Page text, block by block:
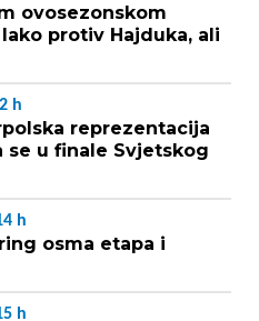
ovosezonskom
protiv Hajduka, ali
2 h
reprezentacija
se u finale Svjetskog
h
osma etapa i
h